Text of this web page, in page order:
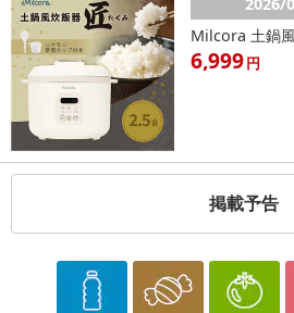
・なんだかお布団がジメジメ…
・カラッとした布団で寝たい…
そんな時の湿気&消臭対策にオススメ★
2026/
Milcora 土鍋
6,999円
掲載予告